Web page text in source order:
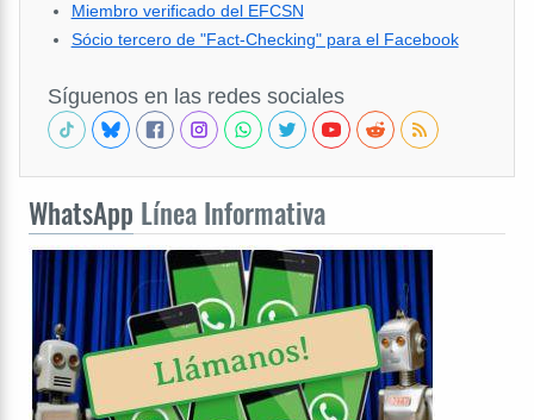
Miembro verificado del EFCSN
Sócio tercero de "Fact-Checking" para el Facebook
Síguenos en las redes sociales
WhatsApp Línea Informativa